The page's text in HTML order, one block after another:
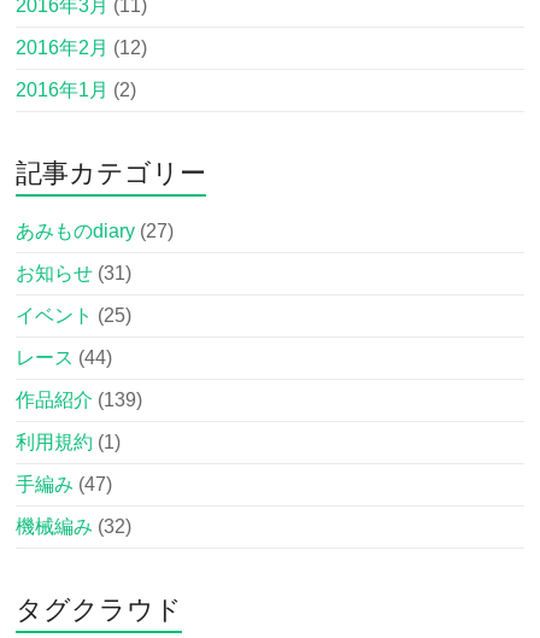
2016年3月 (11)
2016年2月 (12)
2016年1月 (2)
記事カテゴリー
あみものdiary (27)
お知らせ (31)
イベント (25)
レース (44)
作品紹介 (139)
利用規約 (1)
手編み (47)
機械編み (32)
タグクラウド